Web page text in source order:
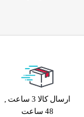
ارسال کالا 3 ساعت ,
48 ساعت